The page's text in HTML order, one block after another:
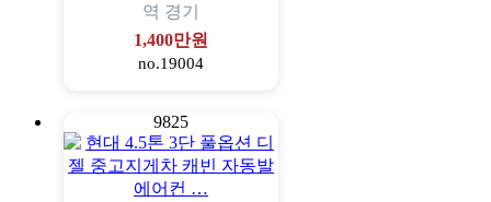
역 경기
1,400만원
no.19004
9825